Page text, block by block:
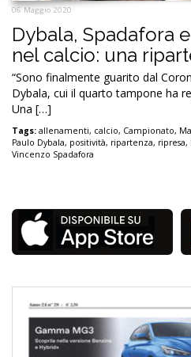
06 Maggio 2020
Dybala, Spadafora
nel calcio: una
“Sono finalmente guarito dal
Dybala, cui il quarto tampone ha
Una […]
Tags: allenamenti, calcio, Campionato,
Paulo Dybala, positività, ripartenza, ripresa,
Vincenzo Spadafora